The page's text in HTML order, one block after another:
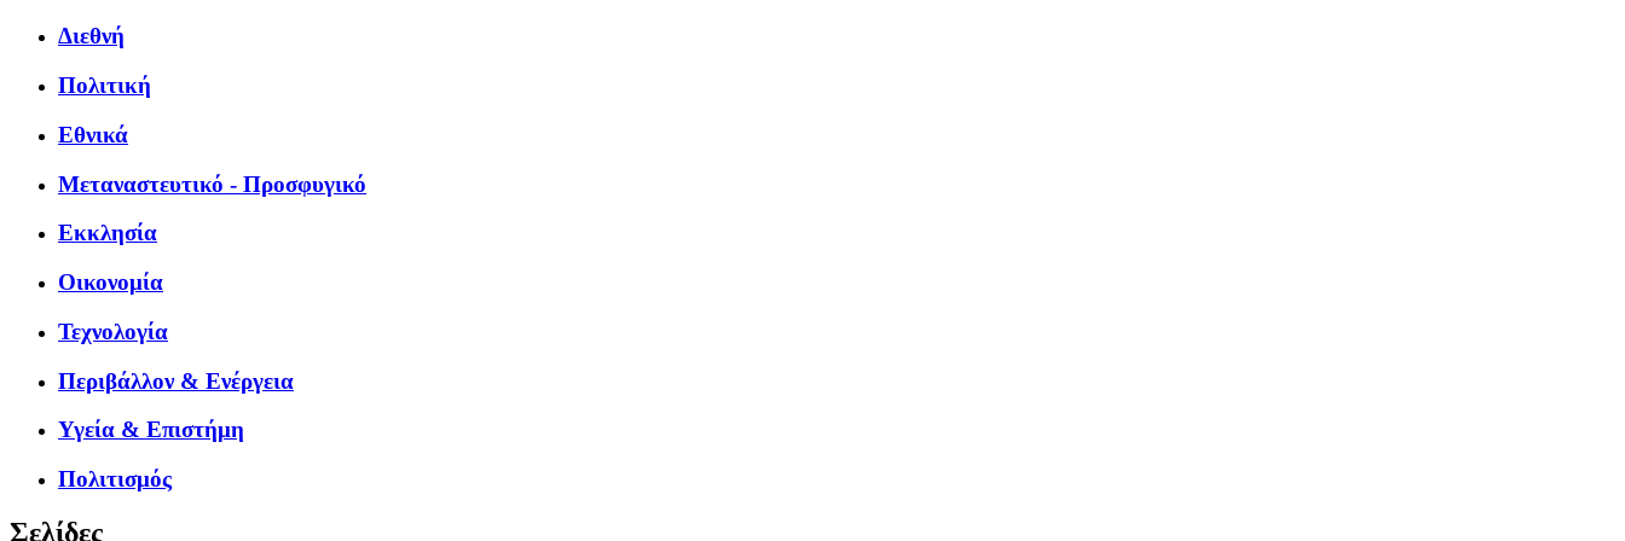
Διεθνή
Πολιτική
Εθνικά
Μεταναστευτικό - Προσφυγικό
Εκκλησία
Οικονομία
Τεχνολογία
Περιβάλλον & Ενέργεια
Υγεία & Επιστήμη
Πολιτισμός
Σελίδες